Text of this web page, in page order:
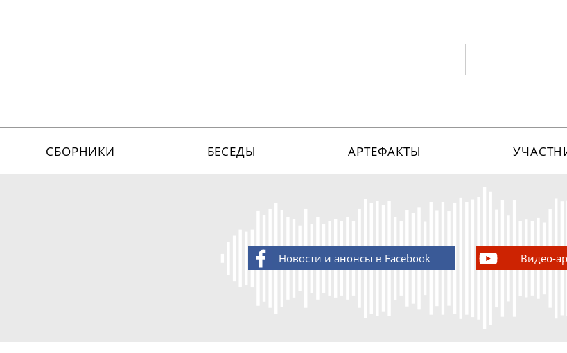
СБОРНИКИ БЕСЕДЫ АРТЕФАКТЫ
Новости и анонсы в Facebook Видео-